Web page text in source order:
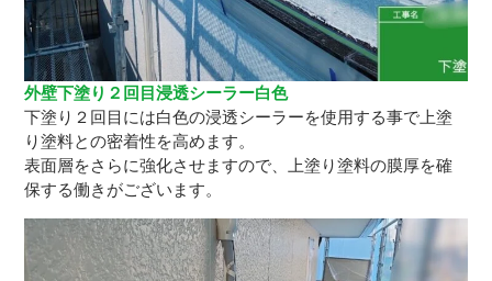
外壁下塗り２回目浸透シーラー白色
下塗り２回目には白色の浸透シーラーを使用する事で上塗
り塗料との密着性を高めます。
表面層をさらに強化させますので、上塗り塗料の膜厚を確
保する働きがございます。